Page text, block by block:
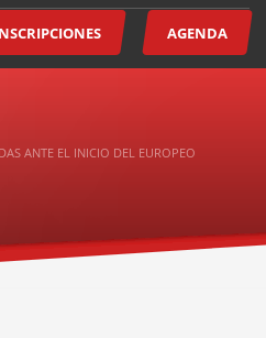
AGENDA
ANTE EL INICIO DEL EUROPEO